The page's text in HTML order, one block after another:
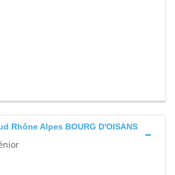
Rhône Alpes BOURG D'OISANS